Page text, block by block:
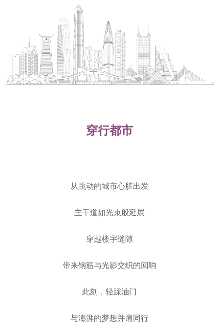
穿行都市
从跳动的城市心脏出发
主干道如光束般延展
穿越楼宇缝隙
带来钢筋与光影交织的回响
此刻，轻踩油门
与澎湃的梦想并肩同行